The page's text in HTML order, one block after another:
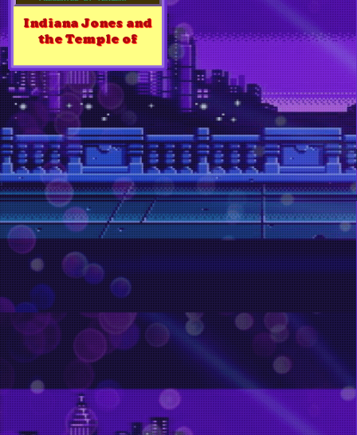
Indiana Jones and
the Temple of